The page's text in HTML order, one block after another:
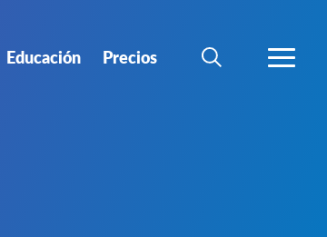
Educación Precios
BÚSQUEDA
MÁS